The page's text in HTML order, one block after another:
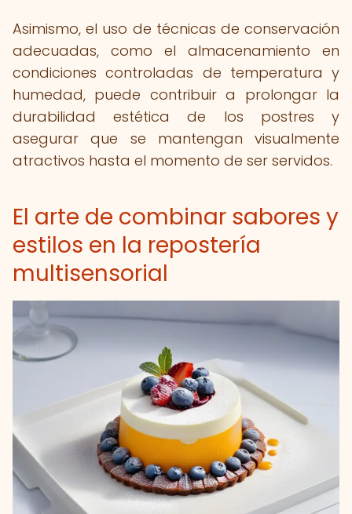
Asimismo, el uso de técnicas de conservación
adecuadas, como el almacenamiento en
condiciones controladas de temperatura y
humedad, puede contribuir a prolongar la
durabilidad estética de los postres y
asegurar que se mantengan visualmente
atractivos hasta el momento de ser servidos.
El arte de combinar sabores y
estilos en la repostería
multisensorial